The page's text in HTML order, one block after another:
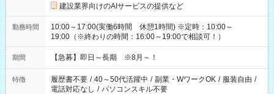
建設業界向けのAIサービスの提供など
勤務時間
10:00～17:00(実働6時間 休憩1時間) ※定時：10:00～
19:00（※終わりの時間：16:00～19:00で相談可！）
期間 【急募】即日～長期 ※8月～！
特徴 履歴書不要 / 40～50代活躍中 / 副業・WワークOK / 服装自由 /
電話対応なし / パソコンスキル不要